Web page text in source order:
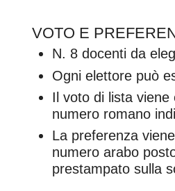
VOTO E
N. 8 docenti da
Ogni elettore può
Il voto di lista
numero romano
La preferenza
numero arabo
prestampato sulla